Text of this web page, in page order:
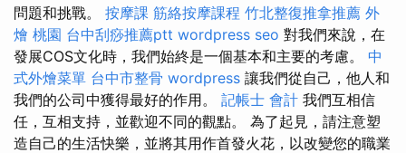
問題和挑戰。 按摩課 筋絡按摩課程 竹北整復推拿推薦 外
燴 桃園 台中刮痧推薦ptt wordpress seo 對我們來說，在
發展COS文化時，我們始終是一個基本和主要的考慮。 中
式外燴菜單 台中市整骨 wordpress 讓我們從自己，他人和
我們的公司中獲得最好的作用。 記帳士 會計 我們互相信
任，互相支持，並歡迎不同的觀點。 為了起見，請注意塑
造自己的生活快樂，並將其用作首發火花，以改變您的職業